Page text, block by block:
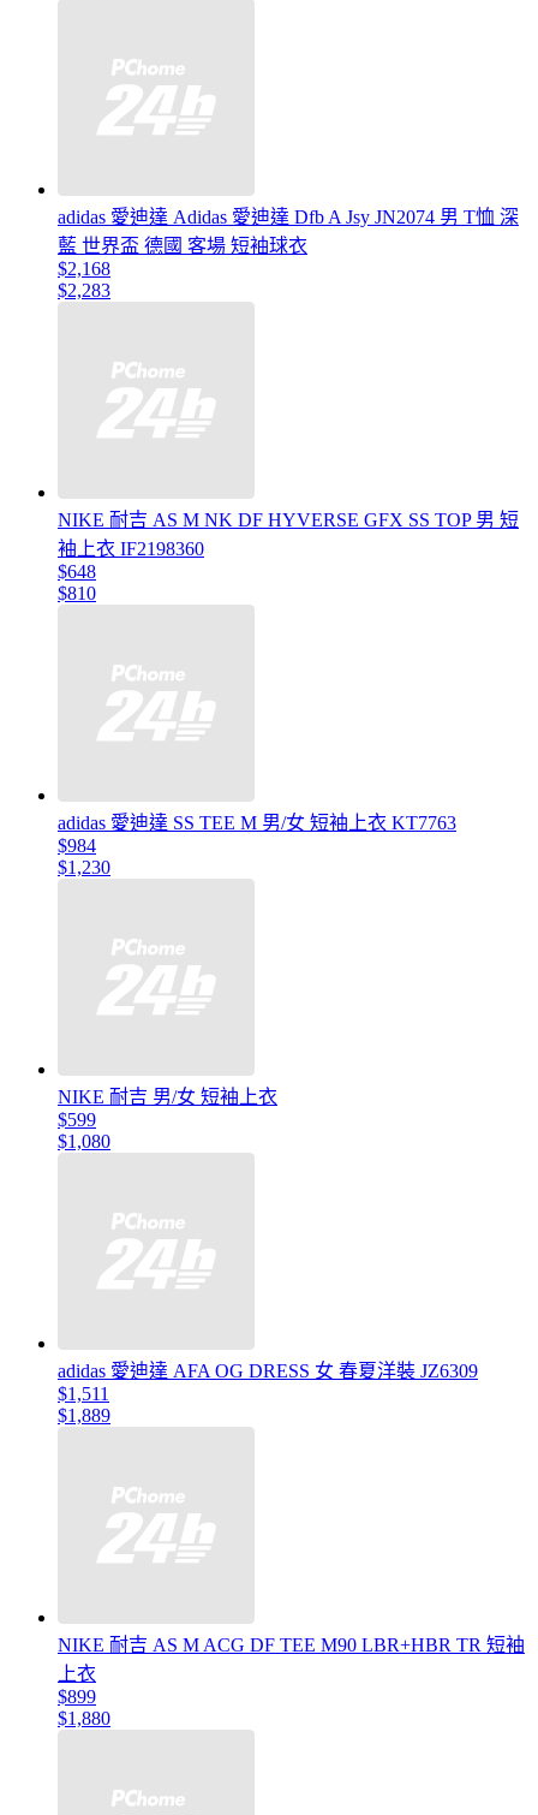
adidas 愛迪達 Adidas 愛迪達 Dfb A Jsy JN2074 男 T恤 深
藍 世界盃 德國 客場 短袖球衣
$2,168
$2,283
NIKE 耐吉 AS M NK DF HYVERSE GFX SS TOP 男 短
袖上衣 IF2198360
$648
$810
adidas 愛迪達 SS TEE M 男/女 短袖上衣 KT7763
$984
$1,230
NIKE 耐吉 男/女 短袖上衣
$599
$1,080
adidas 愛迪達 AFA OG DRESS 女 春夏洋裝 JZ6309
$1,511
$1,889
NIKE 耐吉 AS M ACG DF TEE M90 LBR+HBR TR 短袖
上衣
$899
$1,880